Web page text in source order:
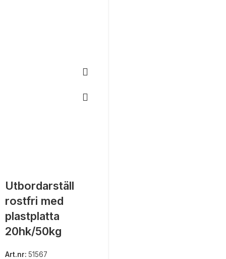
Utbordarställ
rostfri med
plastplatta
20hk/50kg
Art.nr: 51567